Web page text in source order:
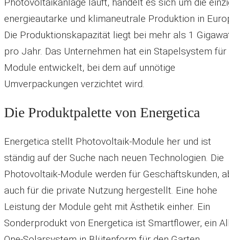
Photovoltaikanlage läuft, handelt es sich um die
energieautarke und klimaneutrale Produktion in
Die Produktionskapazität liegt bei mehr als 1
pro Jahr. Das Unternehmen hat ein Stapelsystem für
Module entwickelt, bei dem auf unnötige
Umverpackungen verzichtet wird.
Die Produktpalette von Energetica
Energetica stellt Photovoltaik-Module her und ist
ständig auf der Suche nach neuen Technologien. Die
Photovoltaik-Module werden für Geschäftskunden,
auch für die private Nutzung hergestellt. Eine hohe
Leistung der Module geht mit Ästhetik einher. Ein
Sonderprodukt von Energetica ist Smartflower, ein